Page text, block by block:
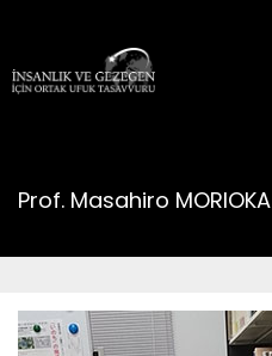
Prof. Masahiro MORIOKA